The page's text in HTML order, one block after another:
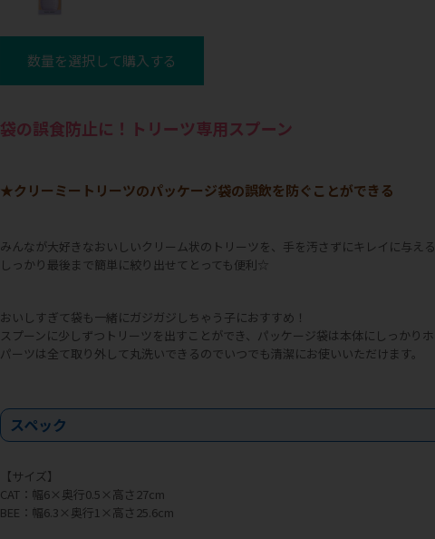
数量を選択して購入する
袋の誤食防止に！トリーツ専用スプーン
★クリーミートリーツのパッケージ袋の誤飲を防ぐことができる
みんなが大好きなおいしいクリーム状のトリーツを、手を汚さずにキレイに与え
しっかり最後まで簡単に絞り出せてとっても便利☆
おいしすぎて袋も一緒にガジガジしちゃう子におすすめ！
スプーンに少しずつトリーツを出すことができ、パッケージ袋は本体にしっかり
パーツは全て取り外して丸洗いできるのでいつでも清潔にお使いいただけます。
スペック
【サイズ】
CAT：幅6×奥行0.5×高さ27cm
BEE：幅6.3×奥行1×高さ25.6cm